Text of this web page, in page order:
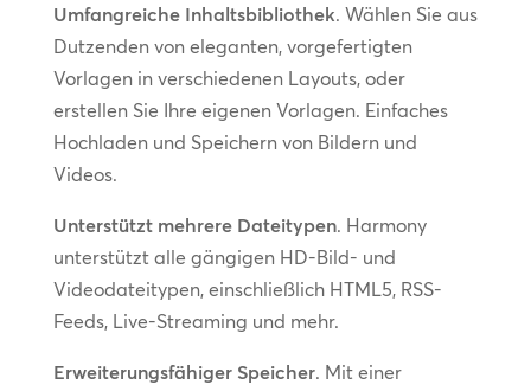
Umfangreiche Inhaltsbibliothek. Wählen Sie aus
Dutzenden von eleganten, vorgefertigten
Vorlagen in verschiedenen Layouts, oder
erstellen Sie Ihre eigenen Vorlagen. Einfaches
Hochladen und Speichern von Bildern und
Videos.
Unterstützt mehrere Dateitypen. Harmony
unterstützt alle gängigen HD-Bild- und
Videodateitypen, einschließlich HTML5, RSS-
Feeds, Live-Streaming und mehr.
Erweiterungsfähiger Speicher. Mit einer